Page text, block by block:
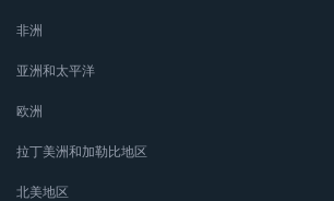
非洲
亚洲和太平洋
欧洲
拉丁美洲和加勒比地区
北美地区